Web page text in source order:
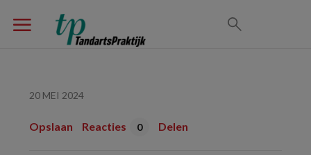
20 MEI 2024
Opslaan Reacties 0 Delen